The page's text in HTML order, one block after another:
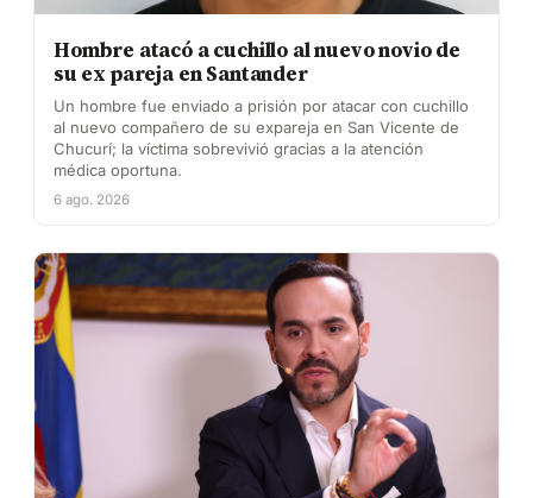
Hombre atacó a cuchillo al nuevo novio de
su ex pareja en Santander
Un hombre fue enviado a prisión por atacar con cuchillo
al nuevo compañero de su expareja en San Vicente de
Chucurí; la víctima sobrevivió gracias a la atención
médica oportuna.
6 ago. 2026